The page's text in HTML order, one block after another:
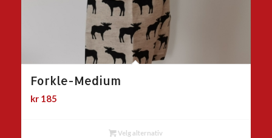
Forkle-Medium
kr185
Velg alternativ